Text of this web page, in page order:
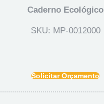
Caderno Ecológico
SKU: MP-0012000
Solicitar Orçamento